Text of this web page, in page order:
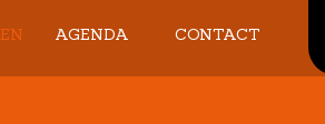
DEEL
AGENDA CONTACT
ADRES EN